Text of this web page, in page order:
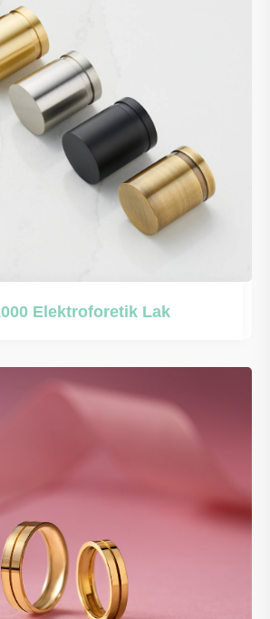
Elektroforetik Lak